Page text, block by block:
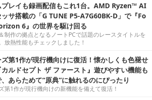
プレイも録画配信もこれ1台。AMD Ryzen™ AI
サ搭載の「G TUNE P5-A7G60BK-D」で『Fo
6』の世界を駆け回る
制作の拠点となるノートPCで話題のレースタイトルを
放熱性能もチェックしました！
ズ第1作が現行機向けに復活！懐かしくも色褪せ
ルドセプト ザ ファースト』遊びやすい機能も
あらためて“原典”に触れるのにぴったり
第1作が現行機向けの新機能を備えて復活！